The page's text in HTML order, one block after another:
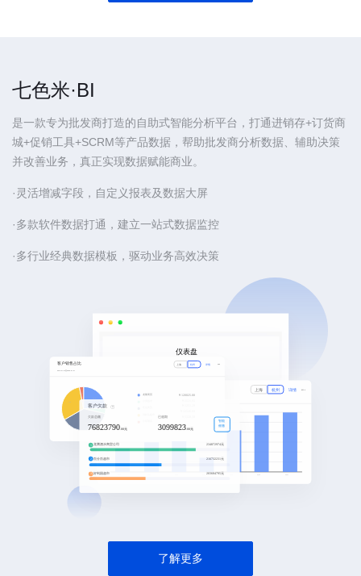
七色米·BI
是一款专为批发商打造的自助式智能分析平台，打通进销存+订货商
城+促销工具+SCRM等产品数据，帮助批发商分析数据、辅助决策
并改善业务，真正实现数据赋能商业。
·灵活增减字段，自定义报表及数据大屏
·多款软件数据打通，建立一站式数据监控
·多行业经典数据模板，驱动业务高效决策
了解更多